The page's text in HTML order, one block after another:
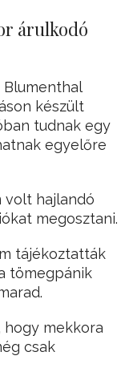
árulkodó
készült
tudnak egy
egyelőre
volt hajlandó
megosztani.
tájékoztatták
tömegpánik
hogy mekkora
csak